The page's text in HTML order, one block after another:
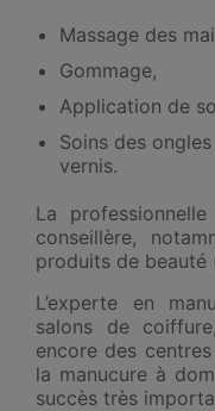
Massage des
Gommage,
Application de
Soins des
vernis.
La
conseillère,
produits de beauté
L’experte en
salons de
encore des
la manucure à
succès très